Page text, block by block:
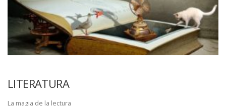
LITERATURA
La magia de la lectura